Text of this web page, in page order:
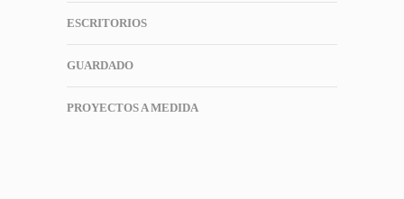
ESCRITORIOS
GUARDADO
PROYECTOS A MEDIDA